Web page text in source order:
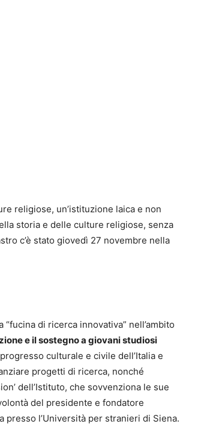
religiose, un’istituzione laica e non
storia e delle culture religiose, senza
c’è stato giovedì 27 novembre nella
di ricerca innovativa” nell’ambito
e il sostegno a giovani studiosi
culturale e civile dell’Italia e
progetti di ricerca, nonché
dell’Istituto, che sovvenziona le sue
del presidente e fondatore
l’Università per stranieri di Siena.